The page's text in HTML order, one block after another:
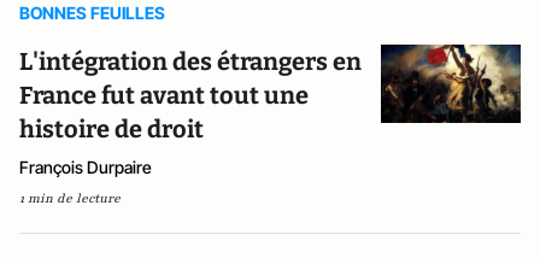
BONNES FEUILLES
L'intégration des étrangers en
France fut avant tout une
histoire de droit
François Durpaire
1 min de lecture